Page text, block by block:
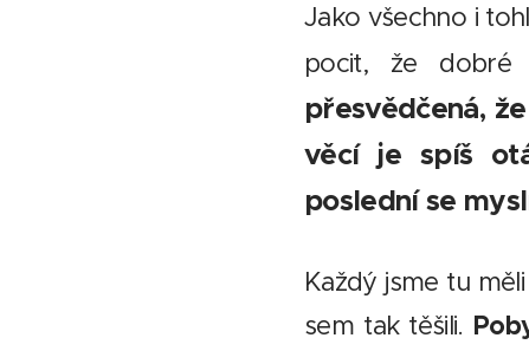
Jako všechno i
pocit, že dobré
přesvědčená,
věcí je spíš
poslední se
Každý jsme tu
sem tak těšili.